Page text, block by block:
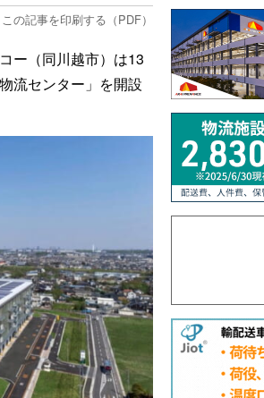
この記事を印刷する（PDF）
ー（同川越市）は13
流センター」を開設